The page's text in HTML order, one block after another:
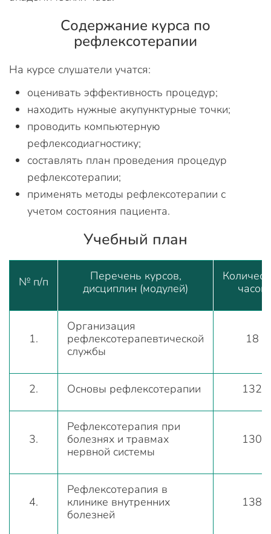
Содержание курса по
рефлексотерапии
На курсе слушатели учатся:
оценивать эффективность процедур;
находить нужные акупунктурные точки;
проводить компьютерную
рефлексодиагностику;
составлять план проведения процедур
рефлексотерапии;
применять методы рефлексотерапии с
учетом состояния пациента.
Учебный план
№ п/п
Перечень курсов,
дисциплин (модулей)
часов
1.
Организация
рефлексотерапевтической
службы
18
2. Основы рефлексотерапии 132
3.
Рефлексотерапия при
болезнях и травмах
нервной системы
130
4.
Рефлексотерапия в
клинике внутренних
болезней
138